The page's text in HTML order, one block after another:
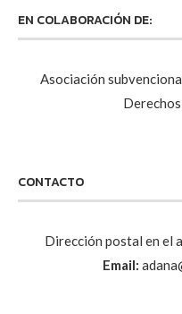
EN COLABORACIÓN DE:
Asociación
CONTACTO
Dirección postal en el
Email: